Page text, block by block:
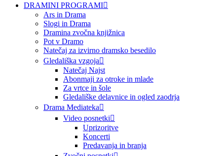
DRAMINI PROGRAMI
Ars in Drama
Slogi in Drama
Dramina zvočna knjižnica
Pot v Dramo
Natečaj za izvirno dramsko besedilo
Gledališka vzgoja
Natečaj Najst
Abonmaji za otroke in mlade
Za vrtce in šole
Gledališke delavnice in ogled zaodrja
Drama Mediateka
Video posnetki
Uprizoritve
Koncerti
Predavanja in branja